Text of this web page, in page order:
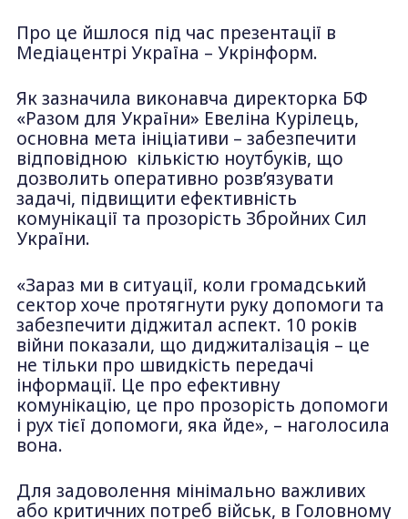
Про це йшлося під час презентації в
Медіацентрі Україна – Укрінформ.
Як зазначила виконавча директорка БФ
«Разом для України» Евеліна Курілець,
основна мета ініціативи – забезпечити
відповідною кількістю ноутбуків, що
дозволить оперативно розв’язувати
задачі, підвищити ефективність
комунікації та прозорість Збройних Сил
України.
«Зараз ми в ситуації, коли громадський
сектор хоче протягнути руку допомоги та
забезпечити діджитал аспект. 10 років
війни показали, що диджиталізація – це
не тільки про швидкість передачі
інформації. Це про ефективну
комунікацію, це про прозорість допомоги
і рух тієї допомоги, яка йде», – наголосила
вона.
Для задоволення мінімально важливих
або критичних потреб військ, в Головному